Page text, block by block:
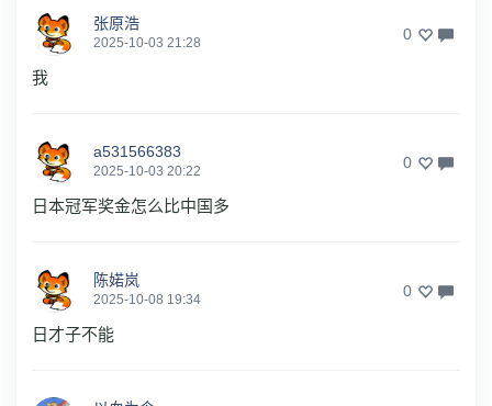
张原浩
2025-10-03 21:28 0
我
a531566383
2025-10-03 20:22 0
日本冠军奖金怎么比中国多
陈婼岚
2025-10-08 19:34 0
日才子不能